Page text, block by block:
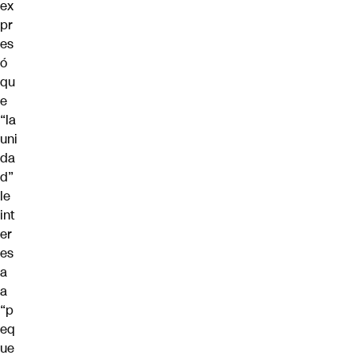
ex
pr
es
ó
qu
e
“la
uni
da
d”
le
int
er
es
a
a
“p
eq
ue